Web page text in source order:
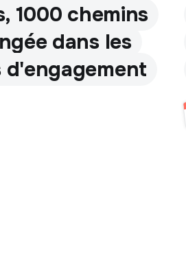
1000 chemins
dans les
d'engagement